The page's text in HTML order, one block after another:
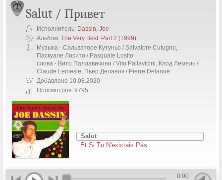
Salut / Привет
Исполнитель: Dassin, Joe
Альбом: The Very Best. Part 2 (1999)
Музыка - Сальваторе Кутуньо / Salvatore Cutugno,
Паскуале Лосито / Pasquale Losito
слова - Вито Паллавичини / Vito Pallavicini, Клод Лемель /
Claude Lemesle, Пьер Деланоэ / Pierre Delanoë
Добавлено 10.08.2020
Просмотров: 9795
Salut
Et Si Tu N'exixtais Pas
0:00